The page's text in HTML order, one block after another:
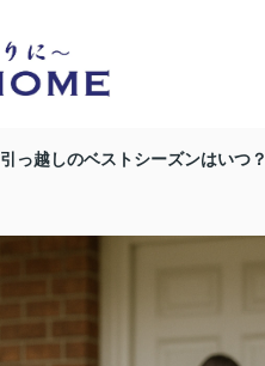
引っ越しのベストシーズンはいつ？